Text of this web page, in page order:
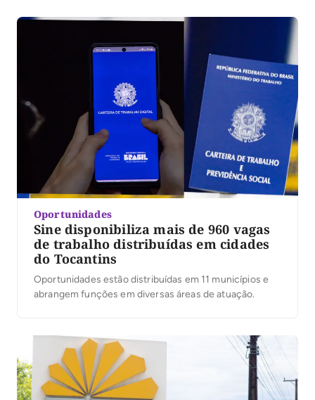
Oportunidades
Sine disponibiliza mais de 960 vagas
de trabalho distribuídas em cidades
do Tocantins
Oportunidades estão distribuídas em 11 municípios e
abrangem funções em diversas áreas de atuação.